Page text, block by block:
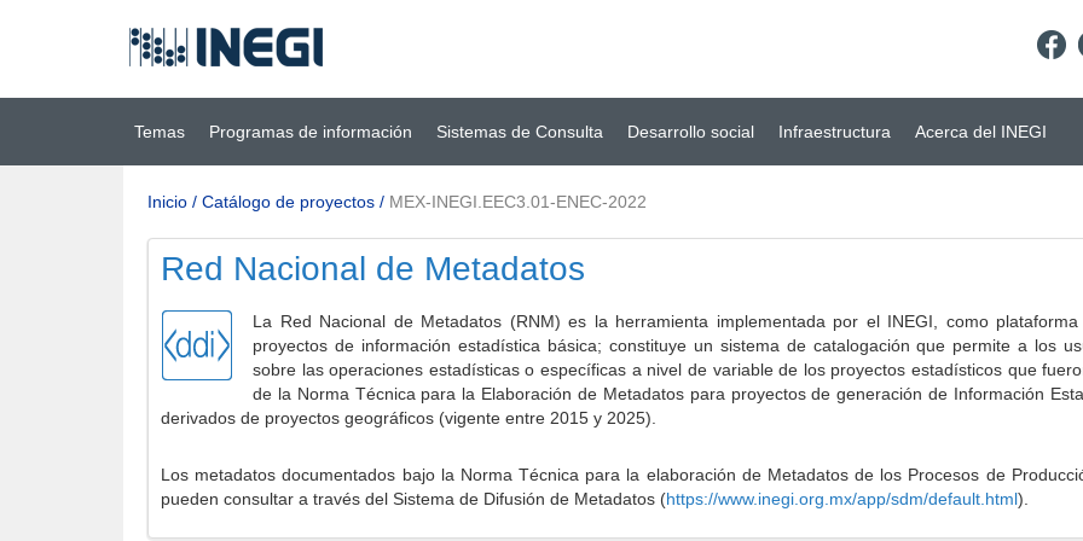
principal
(INEGI)
Temas Programas de información Sistemas de Consulta Desarrollo social Infraestructura Acerca del INEGI
Inicio / Catálogo de proyectos / MEX-INEGI.EEC3.01-ENEC-2022
Red Nacional de Metadatos
La Red Nacional de Metadatos (RNM) es la herramienta implementada por el INEGI, como
proyectos de información estadística básica; constituye un sistema de catalogación que permite a los
sobre las operaciones estadísticas o específicas a nivel de variable de los proyectos estadísticos que
de la Norma Técnica para la Elaboración de Metadatos para proyectos de generación de Información
derivados de proyectos geográficos (vigente entre 2015 y 2025).
Los metadatos documentados bajo la Norma Técnica para la elaboración de Metadatos de los Procesos de
pueden consultar a través del Sistema de Difusión de Metadatos (https://www.inegi.org.mx/app/sdm/default.html).